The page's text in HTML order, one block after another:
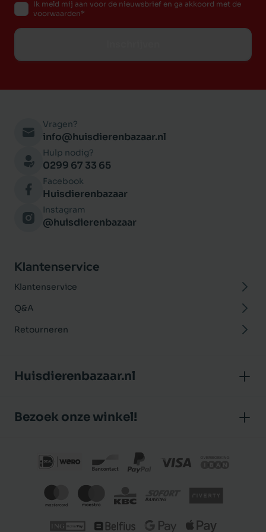
Ik meld mij aan voor de nieuwsbrief en ga akkoord met de
voorwaarden
Vragen?
info@huisdierenbazaar.nl
Hulp nodig?
0299 67 33 65
Facebook
Huisdierenbazaar
Instagram
@huisdierenbazaar
Klantenservice
Klantenservice
Q&A
Retourneren
Huisdierenbazaar.nl
Klantbeoordelingen
Privacybeleid
Bezoek onze winkel!
J.P. Poelstraat 8
Nederland